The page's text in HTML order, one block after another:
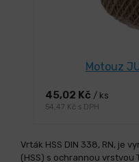
Motouz
45,02 Kč / ks
54,47 Kč s DPH
Vrták HSS DIN 338, RN, je
(HSS) s ochrannou vrstvou